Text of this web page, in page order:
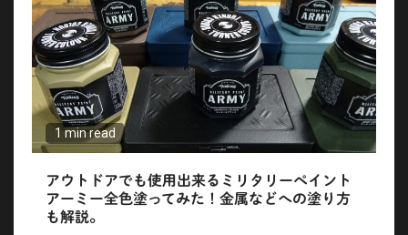
1 min read
アウトドアでも使用出来るミリタリーペイント
アーミー全色塗ってみた！金属などへの塗り方
も解説。